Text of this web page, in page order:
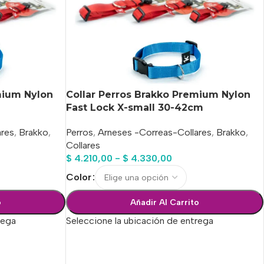
Nylon
, Brakko,
Collar Perros Brakko Premium Nylon
Fast Lock X-small 30-42cm
Perros, Arneses -Correas-Collares, Brakko,
Collares
$ 4.210,00 - $ 4.330,00
Color
Añadir Al Carrito
Seleccione la ubicación de entrega